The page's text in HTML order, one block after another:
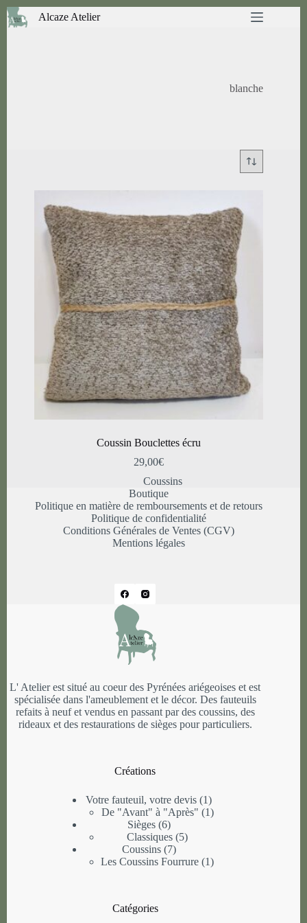
Passer
au
Alcaze Atelier
blanche
Coussin Bouclettes écru
29,00€
Coussins
Boutique
Politique en matière de remboursements et de retours
Politique de confidentialité
Conditions Générales de Ventes (CGV)
Mentions légales
L' Atelier est situé au coeur des Pyrénées ariégeoises et est
spécialisée dans l'ameublement et le décor. Des fauteuils
refaits à neuf et vendus en passant par des coussins, des
rideaux et des restaurations de sièges pour particuliers.
Créations
Votre fauteuil, votre devis 11
produit
De "Avant" à "Après" 11
Sièges 66
produits
Classiques 55
Coussins 77
produits
Les Coussins Fourrure 11
Catégories